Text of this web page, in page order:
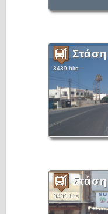
3439 hits
3430 hits